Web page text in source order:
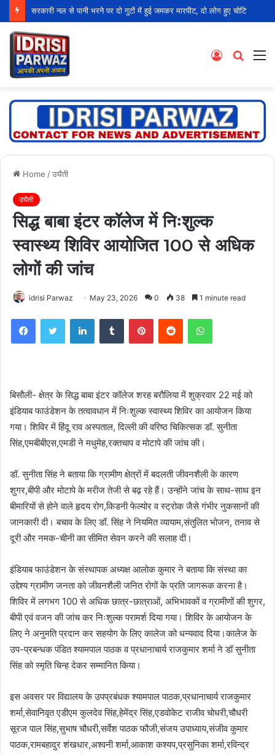
सरकारी नल से पानी भरने पर दो गुटों में हुई जमकर मारपीट, दो लोग हुए चोटिल
Search
Log
Home /उघैती
उघैती
सिद्ध बाबा इंटर कॉलेज में निःशुल्क
स्वास्थ्य शिविर आयोजित 100 से अधिक
लोगों की जांच
idrisi Parwaz May 23, 2026 0 38 1 minute read
FacebookTwitter LinkedInTumblr PinterestReddit WhatsApp
बिसौली- क्षेत्र के सिद्ध बाबा इंटर कॉलेज शरह बरौलिया में शुक्रवार 22 मई को
इंडियाब फाउंडेशन के तत्वावधान में निःशुल्क स्वास्थ्य शिविर का आयोजन किया
गया। शिविर में हिंदू राव अस्पताल, दिल्ली की वरिष्ठ चिकित्सक डॉ. सुनीता
सिंह,एमबीबीएस,एमडी ने मधुमेह,रक्तचाप व मोटापे की जांच की।
डॉ. सुनीता सिंह ने बताया कि ग्रामीण क्षेत्रों में बदलती जीवनशैली के कारण
शुगर,बीपी और मोटापे के मरीज तेजी से बढ़ रहे हैं। उन्होंने जांच के साथ-साथ इन
बीमारियों से होने वाले हृदय रोग,किडनी फेल्योर व स्ट्रोक जैसे गंभीर नुकसानों की
जानकारी दी। बचाव के लिए डॉ. सिंह ने नियमित व्यायाम,संतुलित भोजन, तनाव से
दूरी और नमक-चीनी का सीमित सेवन करने की सलाह दी।
इंडियाब फाउंडेशन के संस्थापक अध्यक्ष आलोक कुमार ने बताया कि संस्था का
उद्देश्य ग्रामीण जनता को जीवनशैली जनित रोगों के प्रति जागरूक करना है।
शिविर में लगभग 100 से अधिक छात्र-छात्राओं, अभिभावकों व ग्रामीणों की शुगर,
बीपी एवं वजन की जांच कर निःशुल्क परामर्श दिया गया। शिविर के आयोजन के
लिए ने अनुमति प्रदान कर सहयोग के लिए कालेज को धन्यवाद दिया।कालेज के
उप-प्रबन्धक पंडित श्यामपाल पाठक व प्रधानाचार्य राजकुमार शर्मा ने डॉ सुनीता
सिंह को स्मृति चिन्ह देकर सम्मानित किया।
इस अवसर पर विद्यालय के उपप्रबंधक श्यामपाल पाठक,प्रधानाचार्य राजकुमार
शर्मा,सेवानिवृत एडीएम कुलदेव सिंह,हेमेंद्र सिंह,एडवोकेट राजीव चोधरी,चौधरी
सूरज पाल सिंह,सुभाष चौधरी,सर्वेश पाठक फौजी,संजय उपाध्याय,संजीव कुमार
पाठक,रामबहादुर शंखधार,अश्वनी शर्मा,आकाश कश्यप,प्रसुनिका शर्मा,रविन्द्र